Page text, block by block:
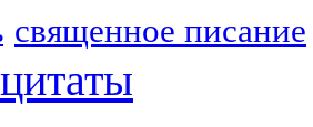
священное писание
цитаты